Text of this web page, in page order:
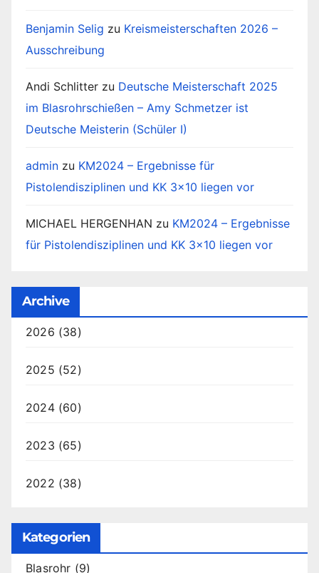
Benjamin Selig zu Kreismeisterschaften 2026 –
Ausschreibung
Andi Schlitter zu Deutsche Meisterschaft 2025
im Blasrohrschießen – Amy Schmetzer ist
Deutsche Meisterin (Schüler I)
admin zu KM2024 – Ergebnisse für
Pistolendisziplinen und KK 3×10 liegen vor
MICHAEL HERGENHAN zu KM2024 – Ergebnisse
für Pistolendisziplinen und KK 3×10 liegen vor
Archive
2026 (38)
2025 (52)
2024(60)
2023 (65)
2022 (38)
Kategorien
Blasrohr (9)